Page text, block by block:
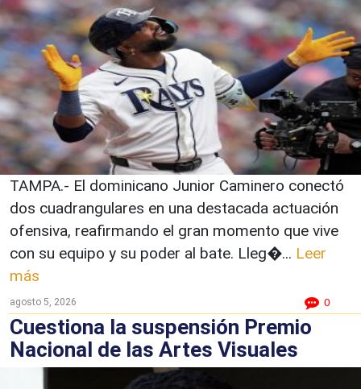
TAMPA.- El dominicano Junior Caminero conectó
dos cuadrangulares en una destacada actuación
ofensiva, reafirmando el gran momento que vive
con su equipo y su poder al bate. Lleg�... Leer
más
agosto 5, 2026 0
Cuestiona la suspensión Premio
Nacional de las Artes Visuales